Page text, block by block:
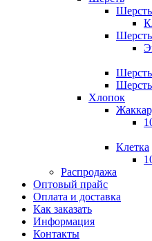
Шерсть
Шерсть
Хлопок
Клетка
Распродажа
Оптовый прайс
Оплата и доставка
Как заказать
Информация
Контакты